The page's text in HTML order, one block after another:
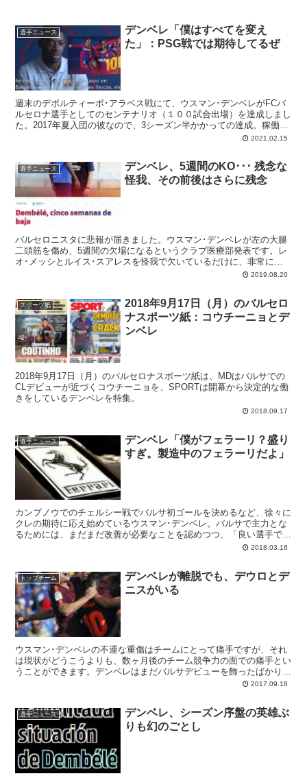
選手ニュース
デンベレ「僕はすべてを変え
た」：PSG戦では期待してるぜ
週末のデポルティーボ･アラベス戦にて、ウスマン･デンベレがFCバ
ルセロナ選手としてのセンテナリオ（１００試合出場）を達成しまし
た。2017年夏入団の彼なので、3シーズン半かかっての達成。稼働期
間が短かったからな･･･と思う気持ちはとりあえず仕舞い、やっと手
レは「試合の準備方法を全て変えた」と明かしています。
2021.02.15
選手ニュース
デンベレ、5週間のKO･･･ 残念な
怪我、その前後はさらに残念
バルセロニスタに悲報が届きました。ウスマン･デンベレが左の大腿
二頭筋を傷め、5週間の欠場になるというクラブ医療部発表です。レ
オ･メッシとルイス･スアレスを怪我で欠いているだけに、非常にタ
イミングが悪いアクシデント。彼、大事なときに限って怪我してる印
2019.08.20
スポーツ紙
2018年9月17日（月）のバルセロ
ナスポーツ紙：コウチーニョとデ
ンベレ
2018年9月17日（月）のバルセロナスポーツ紙は、MDはバルサでの
CLデビューが近づくコウチーニョを、SPORTは開幕から決定的な働
きをしているデンベレを特集。
2018.09.17
選手ニュース
デンベレ「僕がフェラーリ？盛り
すぎ。製造中のフェラーリだよ」
カンプノウでのチェルシー戦でバルサ初ゴールを決めるなど、徐々に
クレの期待に応え始めているウスマン･デンベレ。バルサで主力とな
るためには、まだまだ改善が必要なことを認めつつ、「良い選手では
なく偉大な選手になりたい」と意欲を燃やすフランス人デランテロで
2018.03.16
トップチーム
デンベレが離脱でも、デウロとデ
ニスがいる
ウスマン･デンベレの不運な重傷はチームにとって痛手ですが、それ
は現状がどうこうよりも、数ヶ月後のチーム競争力の面での痛手とい
うことができます。デンベレはまだバルサデビューを飾ったばかり
で、チームの計算できる戦力となるにはまだ時間のかかる状況..
2017.09.18
選手ニュース
デンベレ、シーズン序盤の英雄ぶ
りも幻のごとし